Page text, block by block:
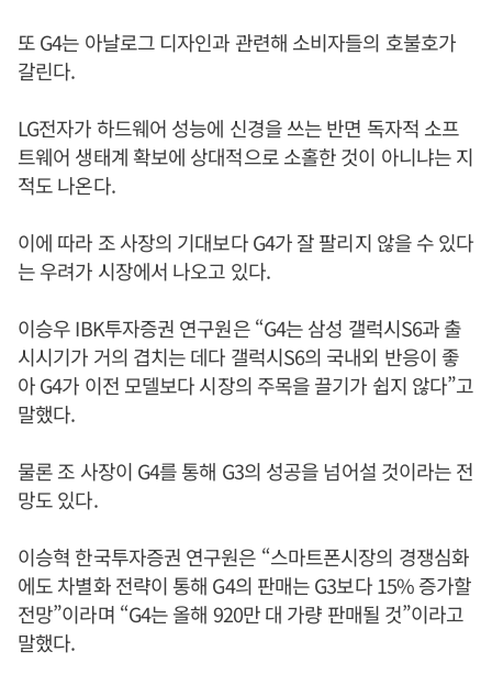
또 G4는 아날로그 디자인과 관련해 소비자들의 호불호가
갈린다.
LG전자가 하드웨어 성능에 신경을 쓰는 반면 독자적 소프
트웨어 생태계 확보에 상대적으로 소홀한 것이 아니냐는 지
적도 나온다.
이에 따라 조 사장의 기대보다 G4가 잘 팔리지 않을 수 있다
는 우려가 시장에서 나오고 있다.
이승우 IBK투자증권 연구원은 “G4는 삼성 갤럭시S6과 출
시시기가 거의 겹치는 데다 갤럭시S6의 국내외 반응이 좋
아 G4가 이전 모델보다 시장의 주목을 끌기가 쉽지 않다”고
말했다.
물론 조 사장이 G4를 통해 G3의 성공을 넘어설 것이라는 전
망도 있다.
이승혁 한국투자증권 연구원은 “스마트폰시장의 경쟁심화
에도 차별화 전략이 통해 G4의 판매는 G3보다 15% 증가할
전망”이라며 “G4는 올해 920만 대 가량 판매될 것”이라고
말했다.